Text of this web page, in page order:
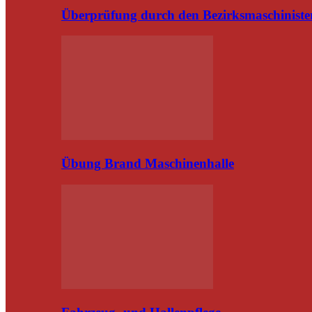
Überprüfung durch den
Übung Brand Maschinenhalle